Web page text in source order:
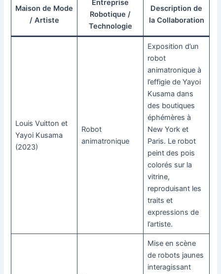
Maison de Mode
/ Artiste
Entreprise
Robotique /
Technologie
Description de
la Collaboration
Louis Vuitton et
Yayoi Kusama
(2023)
Robot
animatronique
Exposition d’un
robot
animatronique à
l’effigie de Yayoi
Kusama dans
des boutiques
éphémères à
New York et
Paris. Le robot
peint des pois
colorés sur la
vitrine,
reproduisant les
traits et
expressions de
l’artiste.
Mise en scène
de robots jaunes
interagissant